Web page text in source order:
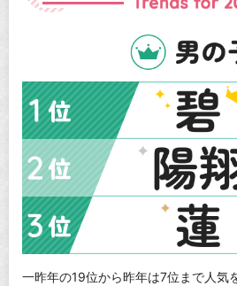
一昨年の19位から昨年は7位まで人気